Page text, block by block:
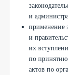
и
применение
и
их
по принятию
актов по